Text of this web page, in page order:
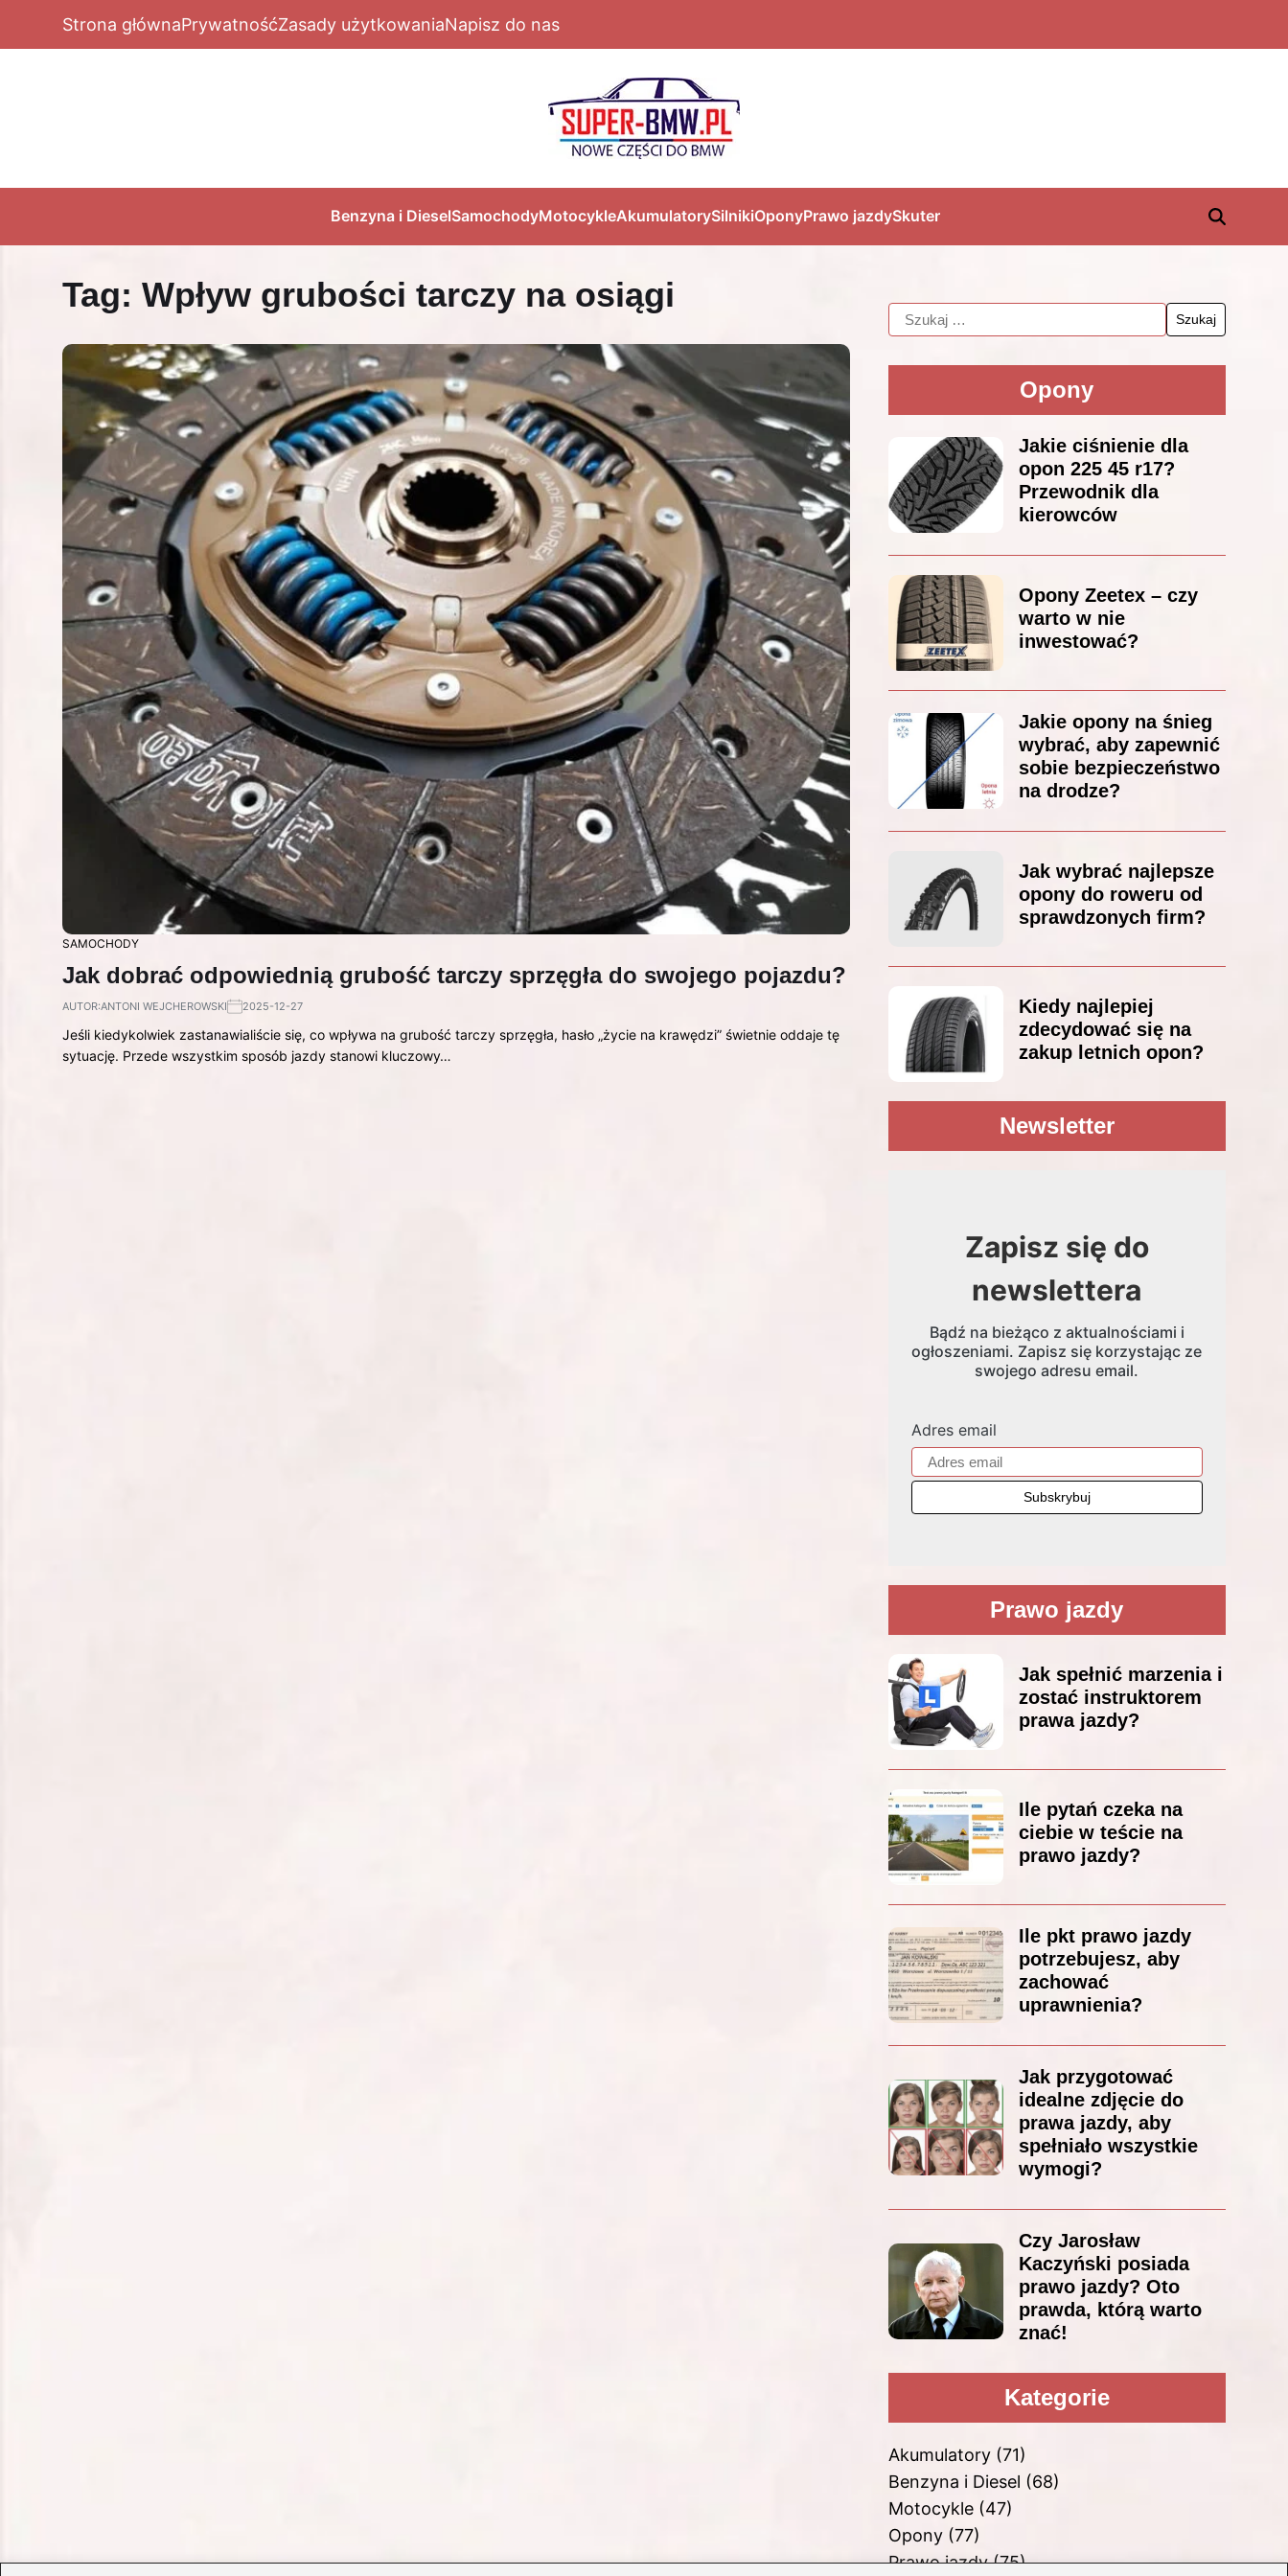
Strona głównaPrywatnośćZasady użytkowaniaNapisz do nas
Benzyna i DieselSamochodyMotocykleAkumulatorySilnikiOponyPrawo jazdySkuter
Tag: Wpływ grubości tarczy na osiągi
SAMOCHODY
Jak dobrać odpowiednią grubość tarczy sprzęgła do swojego pojazdu?
AUTOR:ANTONI WEJCHEROWSKI 2025-12-27
Jeśli kiedykolwiek zastanawialiście się, co wpływa na grubość tarczy sprzęgła, hasło „życie na krawędzi” świetnie oddaje tę
sytuację. Przede wszystkim sposób jazdy stanowi kluczowy…
Opony
Jakie ciśnienie dla
opon 225 45 r17?
Przewodnik dla
kierowców
Opony Zeetex – czy
warto w nie
inwestować?
Jakie opony na śnieg
wybrać, aby zapewnić
sobie bezpieczeństwo
na drodze?
Jak wybrać najlepsze
opony do roweru od
sprawdzonych firm?
Kiedy najlepiej
zdecydować się na
zakup letnich opon?
Newsletter
Zapisz się do
newslettera
Bądź na bieżąco z aktualnościami i
ogłoszeniami. Zapisz się korzystając ze
swojego adresu email.
Adres email
Prawo jazdy
Jak spełnić marzenia i
zostać instruktorem
prawa jazdy?
Ile pytań czeka na
ciebie w teście na
prawo jazdy?
Ile pkt prawo jazdy
potrzebujesz, aby
zachować
uprawnienia?
Jak przygotować
idealne zdjęcie do
prawa jazdy, aby
spełniało wszystkie
wymogi?
Czy Jarosław
Kaczyński posiada
prawo jazdy? Oto
prawda, którą warto
znać!
Kategorie
Akumulatory(71)
Benzyna i Diesel (68)
Motocykle(47)
Opony(77)
Prawo jazdy(75)